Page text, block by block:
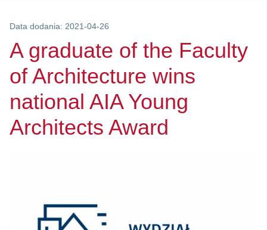
Data dodania: 2021-04-26
A graduate of the Faculty
of Architecture wins
national AIA Young
Architects Award